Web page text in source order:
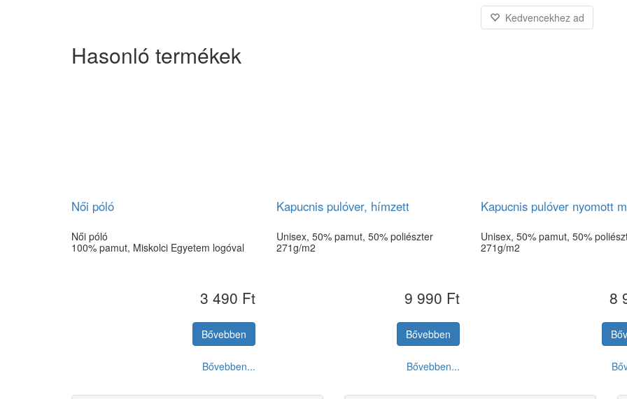
Kedvencekhez ad
Hasonló termékek
Női póló
Női póló
100% pamut, Miskolci Egyetem logóval
3 490 Ft
Bővebben
Bővebben...
Kapucnis pulóver, hímzett
Unisex, 50% pamut, 50% poliészter
271g/m2
9 990 Ft
Bővebben
Bővebben...
Kapucnis pulóver nyomott
Unisex, 50% pamut, 50%
271g/m2
8